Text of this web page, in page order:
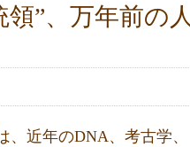
”、万年前の人
近年のDNA、考古学、